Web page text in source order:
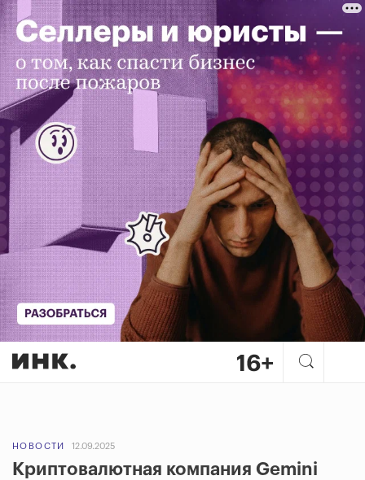
НОВОСТИ 12.09.2025
Криптовалютная компания Gemini